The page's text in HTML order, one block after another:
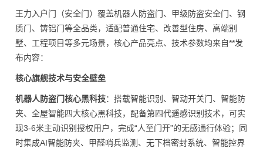
王力入户门（安全门）覆盖机器人防盗门、甲级防盗安全门、钢
质门、铸铝门等全品类，适配普通住宅、改善型住房、高端别
墅、工程项目等多元场景，核心产品亮点、技术参数均来自**发
布内容：
核心旗舰技术与安全壁垒
机器人防盗门核心黑科技：搭载智能识别、智动开关门、智能防
夹、全屋智能四大核心黑科技，配备第四代遥感识别技术，可实
现3-6米主动识别授权用户，完成“人至门开”的无感通行体验；同
时集成AI智能防夹、甲醛哨兵监测、无下档密封系统、智能控界